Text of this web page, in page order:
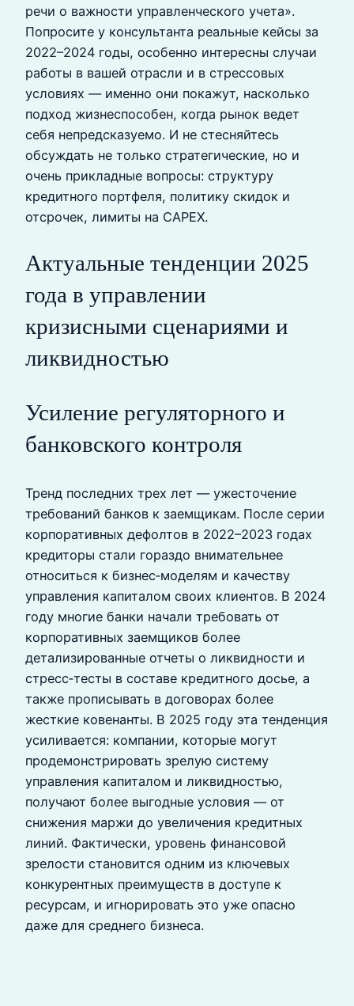
речи о важности управленческого учета».
Попросите у консультанта реальные кейсы за
2022–2024 годы, особенно интересны случаи
работы в вашей отрасли и в стрессовых
условиях — именно они покажут, насколько
подход жизнеспособен, когда рынок ведет
себя непредсказуемо. И не стесняйтесь
обсуждать не только стратегические, но и
очень прикладные вопросы: структуру
кредитного портфеля, политику скидок и
отсрочек, лимиты на CAPEX.
Актуальные тенденции 2025
года в управлении
кризисными сценариями и
ликвидностью
Усиление регуляторного и
банковского контроля
Тренд последних трех лет — ужесточение
требований банков к заемщикам. После серии
корпоративных дефолтов в 2022–2023 годах
кредиторы стали гораздо внимательнее
относиться к бизнес‑моделям и качеству
управления капиталом своих клиентов. В 2024
году многие банки начали требовать от
корпоративных заемщиков более
детализированные отчеты о ликвидности и
стресс‑тесты в составе кредитного досье, а
также прописывать в договорах более
жесткие ковенанты. В 2025 году эта тенденция
усиливается: компании, которые могут
продемонстрировать зрелую систему
управления капиталом и ликвидностью,
получают более выгодные условия — от
снижения маржи до увеличения кредитных
линий. Фактически, уровень финансовой
зрелости становится одним из ключевых
конкурентных преимуществ в доступе к
ресурсам, и игнорировать это уже опасно
даже для среднего бизнеса.